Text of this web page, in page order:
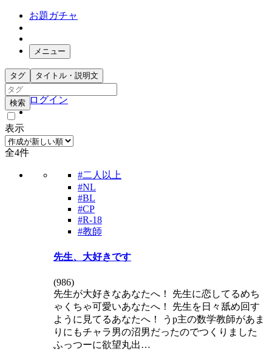
お題ガチャ
メニュー
お題箱
ガチャ検索
ログイン
タグ タイトル・説明文
検索
表示
全4件
#二人以上
#NL
#BL
#CP
#R-18
#教師
先生、大好きです
(986)
先生が大好きなあなたへ！ 先生に恋してるめち
ゃくちゃ可愛いあなたへ！ 先生を日々舐め回す
ように見てるあなたへ！ うp主の数学教師があま
りにもチャラ男の沼男だったのでつくりました
ふっつーに欲望丸出…